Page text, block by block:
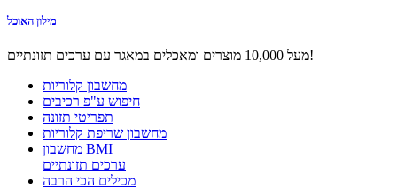
מילון האוכל
מעל 10,000 מוצרים ומאכלים במאגר עם ערכים תזונתיים!
מחשבון קלוריות
חיפוש ע"פ רכיבים
תפריטי תזונה
מחשבון שריפת קלוריות
מחשבון BMI
ערכים תזונתיים
מכילים הכי הרבה